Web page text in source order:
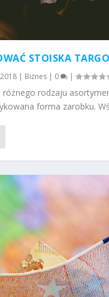
STOISKA
| Biznes | 0 |
różnego rodzaju
forma zarobku.